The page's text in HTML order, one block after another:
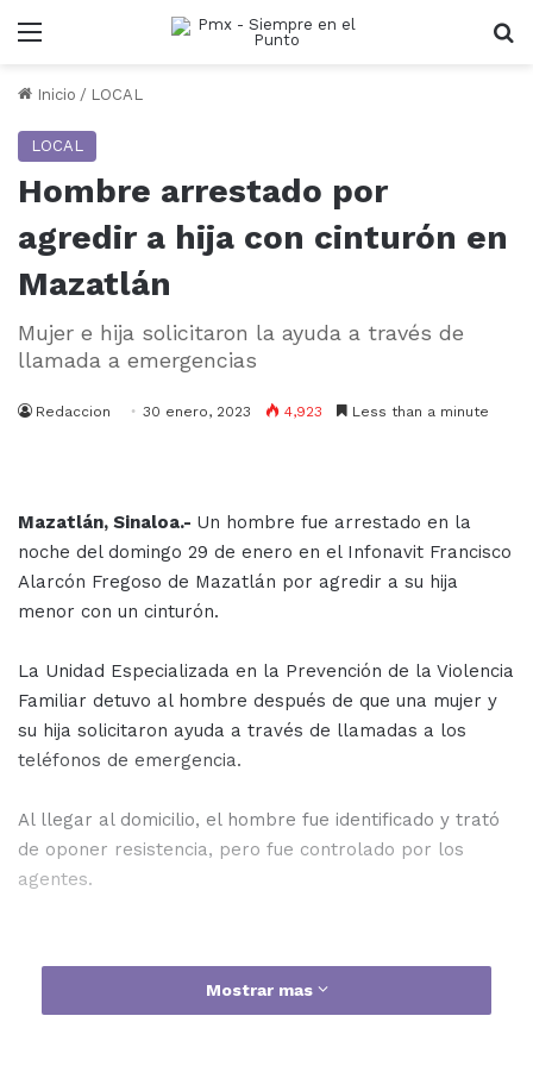
Menu
Inicio / LOCAL
LOCAL
Hombre arrestado por
agredir a hija con cinturón en
Mazatlán
Mujer e hija solicitaron la ayuda a través de
llamada a emergencias
Redaccion 30 enero, 2023 4,923 Less than a minute
Mazatlán, Sinaloa.- Un hombre fue arrestado en la
noche del domingo 29 de enero en el Infonavit Francisco
Alarcón Fregoso de Mazatlán por agredir a su hija
menor con un cinturón.
La Unidad Especializada en la Prevención de la Violencia
Familiar detuvo al hombre después de que una mujer y
su hija solicitaron ayuda a través de llamadas a los
teléfonos de emergencia.
Al llegar al domicilio, el hombre fue identificado y trató
de oponer resistencia, pero fue controlado por los
agentes.
Tras una inspección de persona, fue arrestado en
flagrancia delictiva y presentado ante la instancia
Mostrar mas